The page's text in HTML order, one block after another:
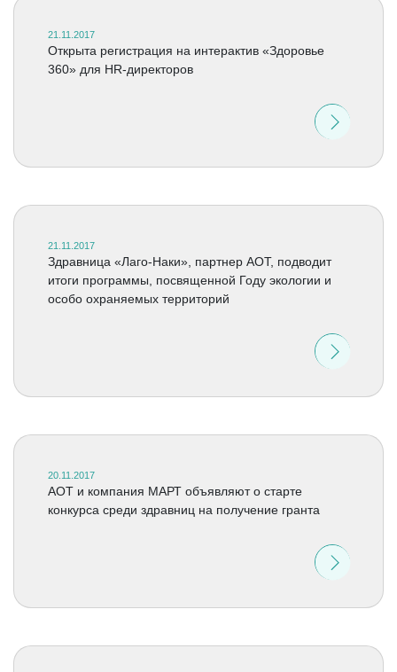
21.11.2017
Открыта регистрация на интерактив «Здоровье
360» для HR-директоров
21.11.2017
Здравница «Лаго-Наки», партнер АОТ, подводит
итоги программы, посвященной Году экологии и
особо охраняемых территорий
20.11.2017
АОТ и компания МАРТ объявляют о старте
конкурса среди здравниц на получение гранта